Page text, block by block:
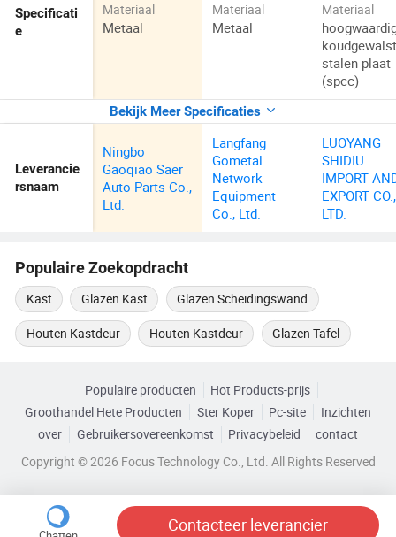
Specificati
e
Materiaal
Metaal
Materiaal
Metaal
Materiaal
stalen plaat
(spcc)
Bekijk Meer Specificaties
Leverancie
rsnaam
Ningbo
Gaoqiao Saer
Auto Parts Co.,
Ltd.
Langfang
Gometal
Network
Equipment
Co., Ltd.
LUOYANG
SHIDIU
IMPORT
EXPORT CO.,
LTD.
Populaire Zoekopdracht
Kast Glazen Kast Glazen Scheidingswand
Houten Kastdeur Houten Kastdeur Glazen Tafel
Populaire producten
Hot Products-prijs
Groothandel Hete Producten
Ster Koper Pc-site
Inzichten
over
Gebruikersovereenkomst Privacybeleid
contact
Copyright © 2026 Focus Technology Co., Ltd. All Rights Reserved
Contacteer leverancier